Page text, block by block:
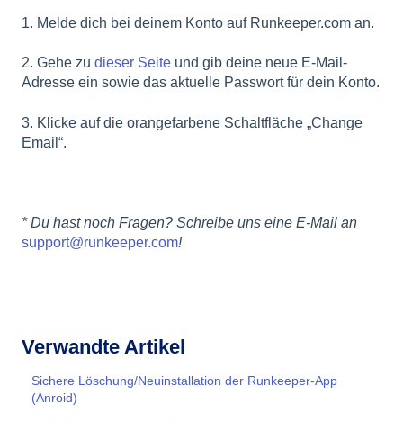
1. Melde dich bei deinem Konto auf Runkeeper.com an.
2. Gehe zu dieser Seite und gib deine neue E-Mail-
Adresse ein sowie das aktuelle Passwort für dein Konto.
3. Klicke auf die orangefarbene Schaltfläche „Change
Email“.
* Du hast noch Fragen? Schreibe uns eine E-Mail an
support@runkeeper.com!
Verwandte Artikel
Sichere Löschung/Neuinstallation der Runkeeper-App
(Anroid)